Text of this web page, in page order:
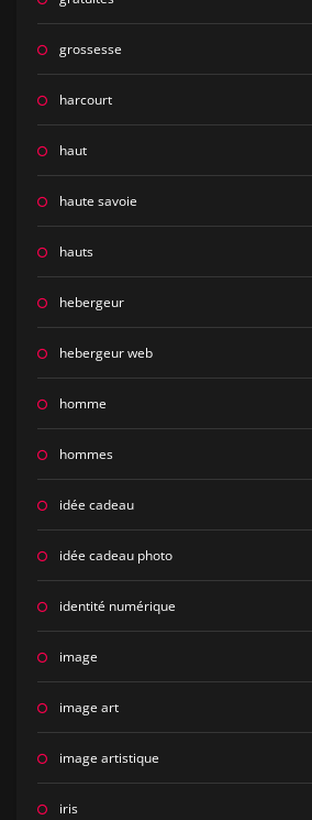
grossesse
harcourt
haut
haute savoie
hauts
hebergeur
hebergeur web
homme
hommes
idée cadeau
idée cadeau photo
identité numérique
image
image art
image artistique
iris